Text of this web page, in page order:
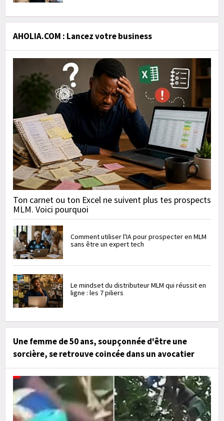
AHOLIA.COM : Lancez votre business
Ton carnet ou ton Excel ne suivent plus tes prospects
MLM. Voici pourquoi
Comment utiliser l'IA pour prospecter en MLM
sans être un expert tech
Le mindset du distributeur MLM qui réussit en
ligne : les 7 piliers
Une femme de 50 ans, soupçonnée d'être une
sorcière, se retrouve coincée dans un avocatier